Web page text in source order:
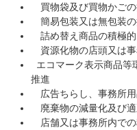
買物袋及び買物かご
簡易包装又は無包装
詰め替え商品の積極
資源化物の店頭又は事
エコマーク表示商品等
推進
広告ちらし、事務所
廃棄物の減量化及び
店舗又は事務所内で